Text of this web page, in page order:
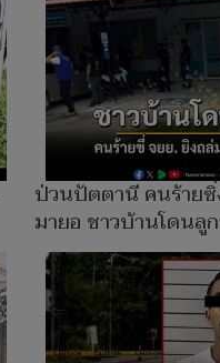
ป่วนปัตตานี คนร้าย
มายอ ชาวบ้านโดนลู